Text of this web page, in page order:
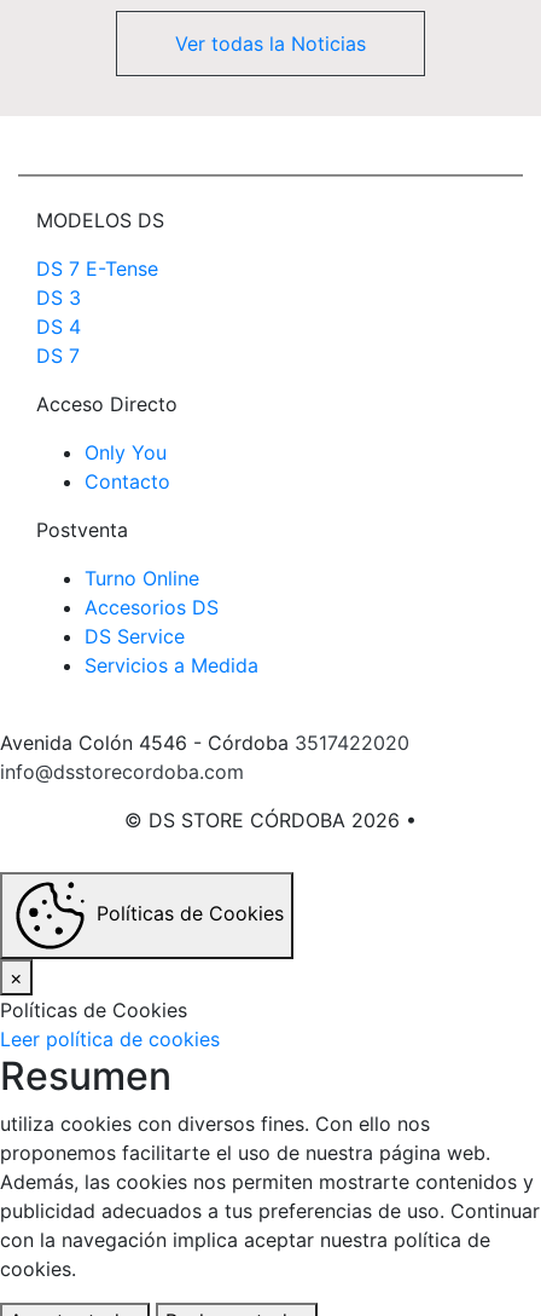
Ver todas la Noticias
MODELOS DS
DS 7 E-Tense
DS 3
DS 4
DS 7
Acceso Directo
Only You
Contacto
Postventa
Turno Online
Accesorios DS
DS Service
Servicios a Medida
Avenida Colón 4546 - Córdoba 3517422020
info@dsstorecordoba.com
© DS STORE CÓRDOBA 2026 •
Políticas de Cookies
×
Políticas de Cookies
Leer política de cookies
Resumen
utiliza cookies con diversos fines. Con ello nos
proponemos facilitarte el uso de nuestra página web.
Además, las cookies nos permiten mostrarte contenidos y
publicidad adecuados a tus preferencias de uso. Continuar
con la navegación implica aceptar nuestra política de
cookies.